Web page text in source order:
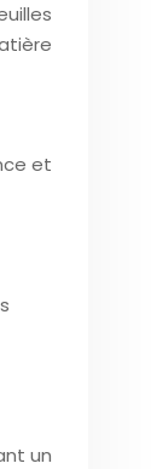
et
un